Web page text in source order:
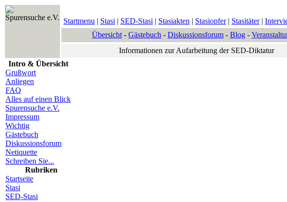
Spurensuche e.V. Startmenu | Stasi | SED-Stasi | Stasiakten | Stasiopfer| Stasitäter|
Übersicht - Gästebuch - Diskussionsforum - Blog -
Informationen zur Aufarbeitung der SED-Diktatur
Intro & Übersicht
Grußwort
Anliegen
FAQ
Alles auf einen Blick
Spurensuche e.V.
Impressum
Wichtig
Gästebuch
Diskussionsforum
Netiquette
Schreiben Sie...
Rubriken
Startseite
Stasi
SED-Stasi